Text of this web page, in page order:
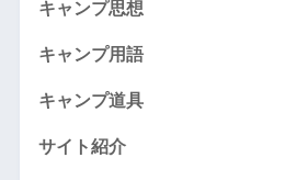
キャンプ思想
キャンプ用語
キャンプ道具
サイト紹介